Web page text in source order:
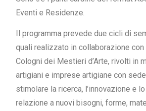
Eventi e Residenze.
Il programma prevede due cicli di
quali realizzato in collaborazione con
Cologni dei Mestieri d’Arte, rivolti in
artigiani e imprese artigiane con
stimolare la ricerca, l’innovazione e
relazione a nuovi bisogni, forme,